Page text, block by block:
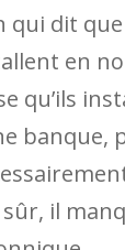
qui dit
en
qu’ils
banque,
il